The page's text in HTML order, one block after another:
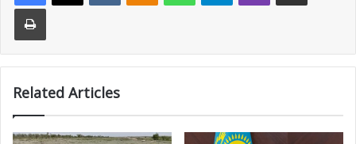
Print
Related Articles